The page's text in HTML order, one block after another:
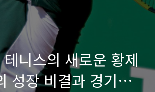
니스의 새로운 황제
성장 비결과 경기